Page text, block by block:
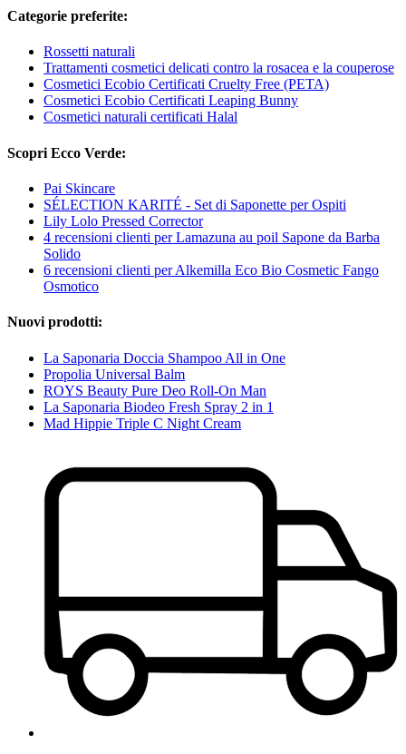
Categorie preferite:
Rossetti naturali
Trattamenti cosmetici delicati contro la rosacea e la couperose
Cosmetici Ecobio Certificati Cruelty Free (PETA)
Cosmetici Ecobio Certificati Leaping Bunny
Cosmetici naturali certificati Halal
Scopri Ecco Verde:
Pai Skincare
SÉLECTION KARITÉ - Set di Saponette per Ospiti
Lily Lolo Pressed Corrector
4 recensioni clienti per Lamazuna au poil Sapone da Barba
Solido
6 recensioni clienti per Alkemilla Eco Bio Cosmetic Fango
Osmotico
Nuovi prodotti:
La Saponaria Doccia Shampoo All in One
Propolia Universal Balm
ROYS Beauty Pure Deo Roll-On Man
La Saponaria Biodeo Fresh Spray 2 in 1
Mad Hippie Triple C Night Cream